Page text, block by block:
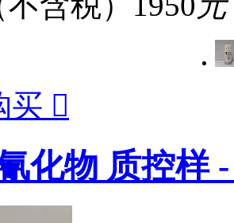
买 
化物 质控样